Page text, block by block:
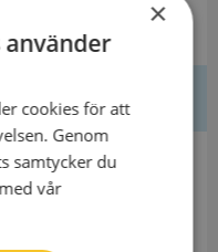
×
använder
cookies för att
Genom
samtycker du
vår